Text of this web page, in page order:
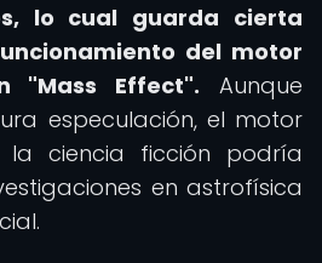
lo cual guarda cierta
del motor
"Mass Effect". Aunque
especulación, el motor
ciencia ficción podría
en astrofísica